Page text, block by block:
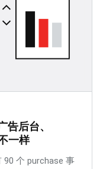
后台、
一样
90 个 purchase 事